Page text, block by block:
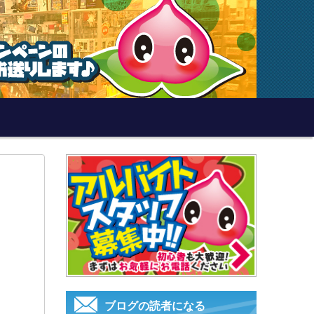
ブログの読者になる